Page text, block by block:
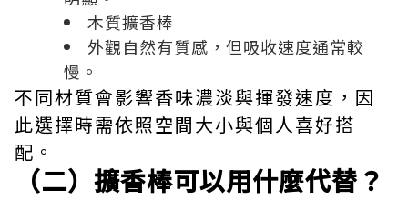
木質擴香棒
外觀自然有質感，但吸收速度通常較
慢。
不同材質會影響香味濃淡與揮發速度，因
此選擇時需依照空間大小與個人喜好搭
配。
（二）擴香棒可以用什麼代替？